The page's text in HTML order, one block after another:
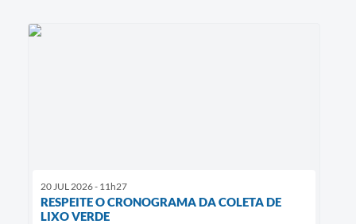
20 JUL 2026 - 11h27
RESPEITE O CRONOGRAMA DA COLETA DE
LIXO VERDE